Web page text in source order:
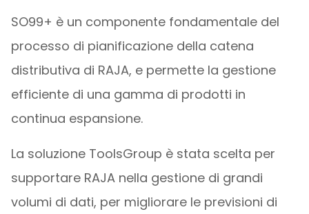
SO99+ è un componente fondamentale del
processo di pianificazione della catena
distributiva di RAJA, e permette la gestione
efficiente di una gamma di prodotti in
continua espansione.
La soluzione ToolsGroup è stata scelta per
supportare RAJA nella gestione di grandi
volumi di dati, per migliorare le previsioni di